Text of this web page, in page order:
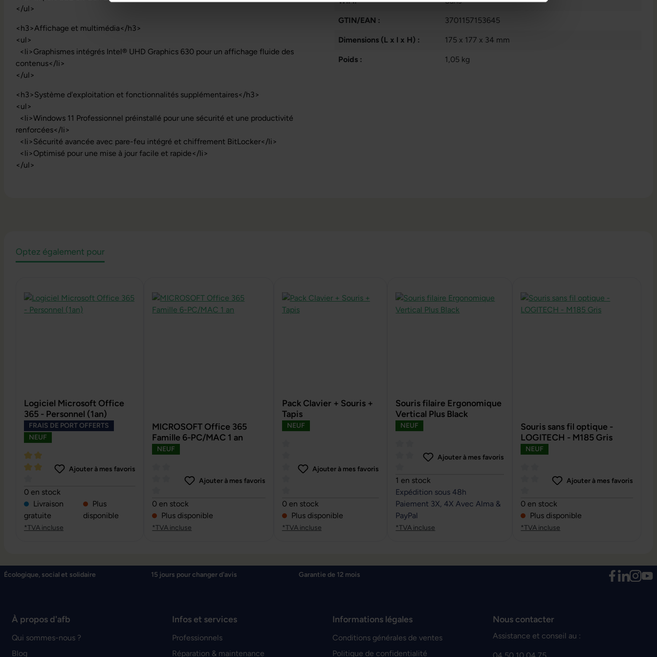
</ul>
<h3>Affichage et multimédia</h3>
<ul>
<li>Graphismes intégrés Intel® UHD Graphics 630 pour un affichage fluide des
contenus</li>
</ul>
<h3>Système d'exploitation et fonctionnalités supplémentaires</h3>
<ul>
<li>Windows 11 Professionnel préinstallé pour une sécurité et une productivité
renforcées</li>
<li>Sécurité avancée avec pare-feu intégré et chiffrement BitLocker</li>
<li>Optimisé pour une mise à jour facile et rapide</li>
</ul>
GTIN/EAN : 3701157153645
Dimensions (L x l x H) : 175 x 177 x 34 mm
Poids : 1,05 kg
Optez également pour
Logiciel Microsoft Office
365 - Personnel (1an)
FRAIS DE PORT OFFERTS
NEUF
Note moyenne de 4 sur 5 étoiles
Ajouter à mes favoris
0 en stock
Livraison
gratuite
Plus
disponible
*TVA incluse
MICROSOFT Office 365
Famille 6-PC/MAC 1 an
NEUF
Note moyenne de 0 sur 5 étoiles
Ajouter à mes favoris
0 en stock
Plus disponible
*TVA incluse
Pack Clavier + Souris +
Tapis
NEUF
Note moyenne de 0 sur 5 étoiles
Ajouter à mes favoris
0 en stock
Plus disponible
*TVA incluse
Souris filaire Ergonomique
Vertical Plus Black
NEUF
Note moyenne de 0 sur 5 étoiles
Ajouter à mes favoris
1 en stock
Expédition sous 48h
Paiement 3X, 4X Avec Alma &
PayPal
*TVA incluse
Souris sans fil optique -
LOGITECH - M185 Gris
NEUF
Note moyenne de 0 sur 5 étoiles
Ajouter à mes favoris
0 en stock
Plus disponible
*TVA incluse
Écologique, social et solidaire 15 jours pour changer d'avis Garantie de 12 mois
À propos d'afb
Qui sommes-nous ?
Blog
Infos et services
Professionnels
Réparation & maintenance
Informations légales
Conditions générales de ventes
Politique de confidentialité
Nous contacter
Assistance et conseil au :